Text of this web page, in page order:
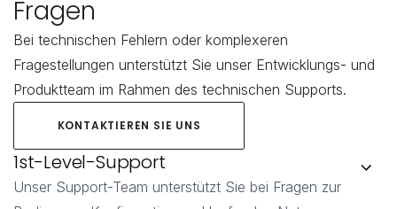
Fragen
Bei technischen Fehlern oder komplexeren
Fragestellungen unterstützt Sie unser Entwicklungs- und
Produktteam im Rahmen des technischen Supports.
KONTAKTIEREN SIE UNS
1st-Level-Support
Unser Support-Team unterstützt Sie bei Fragen zur